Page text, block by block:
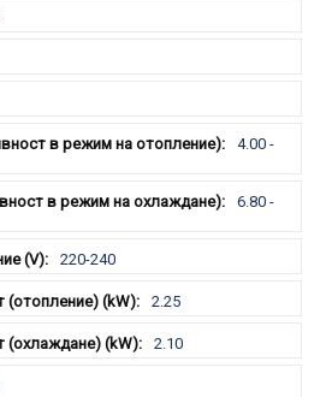
4.00 -
6.80 -
220-240
2.25
2.10